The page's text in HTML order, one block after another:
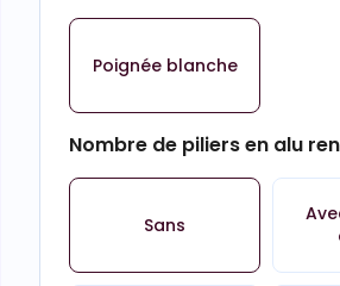
Poignée blanche
Nombre de piliers en alu
Sans